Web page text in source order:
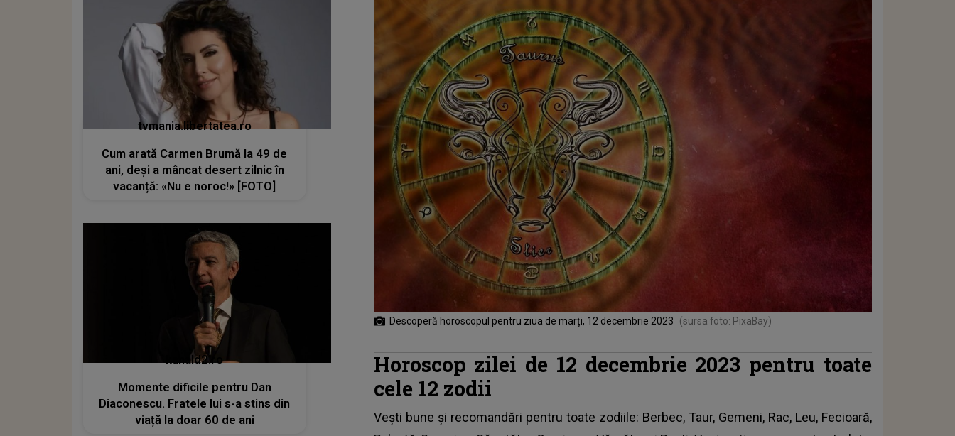
Descoperă horoscopul pentru ziua de marți, 12 decembrie 2023 (sursa foto: PixaBay)
Horoscop zilei de 12 decembrie 2023 pentru toate
cele 12 zodii
Vești bune și recomandări pentru toate zodiile: Berbec, Taur, Gemeni, Rac, Leu, Fecioară,
tvmania.libertatea.ro
Cum arată Carmen Brumă la 49 de
ani, deși a mâncat desert zilnic în
vacanță: «Nu e noroc!» [FOTO]
kanald2.ro
Momente dificile pentru Dan
Diaconescu. Fratele lui s-a stins din
viață la doar 60 de ani